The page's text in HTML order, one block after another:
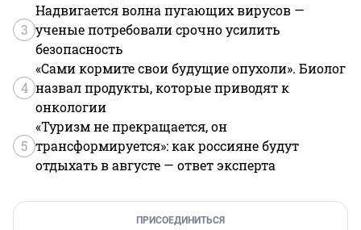
3
Надвигается волна пугающих вирусов —
ученые потребовали срочно усилить
безопасность
4
«Сами кормите свои будущие опухоли». Биолог
назвал продукты, которые приводят к
онкологии
5
«Туризм не прекращается, он
трансформируется»: как россияне будут
отдыхать в августе — ответ эксперта
ПРИСОЕДИНИТЬСЯ